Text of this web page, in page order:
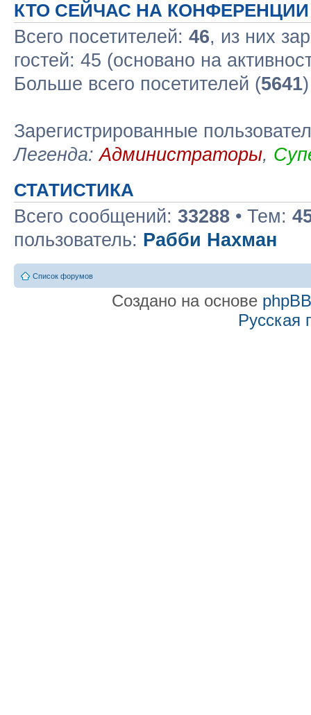
КТО СЕЙЧАС НА КОНФЕРЕНЦИИ
Всего посетителей: 46, из них
гостей: 45 (основано на
Больше всего посетителей (5641
Зарегистрированные
Легенда:Администраторы,
СТАТИСТИКА
Всего сообщений: 33288 • Тем:
пользователь: Рабби Нахман
Список форумов
Создано на основе phpBB
Русская